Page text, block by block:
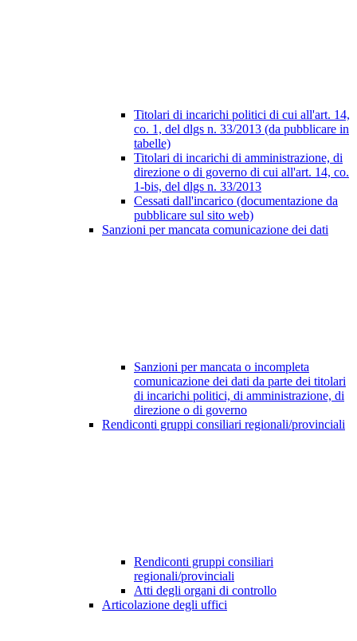
Titolari di incarichi politici di cui all'art. 14,
co. 1, del dlgs n. 33/2013 (da pubblicare in
tabelle)
Titolari di incarichi di amministrazione, di
direzione o di governo di cui all'art. 14, co.
1-bis, del dlgs n. 33/2013
Cessati dall'incarico (documentazione da
pubblicare sul sito web)
Sanzioni per mancata comunicazione dei dati
Sanzioni per mancata o incompleta
comunicazione dei dati da parte dei titolari
di incarichi politici, di amministrazione, di
direzione o di governo
Rendiconti gruppi consiliari regionali/provinciali
Rendiconti gruppi consiliari
regionali/provinciali
Atti degli organi di controllo
Articolazione degli uffici